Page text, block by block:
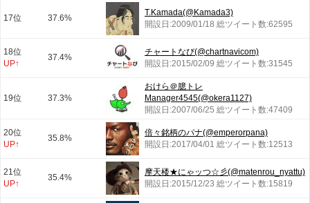
17位 37.6%
T.Kamada(@Kamada3)
開設日:2009/01/18 総ツイート数:62595
18位
UP↑
37.4%
チャートなび(@chartnavicom)
開設日:2015/02/09 総ツイート数:31545
19位 37.3%
おけら＠臆トレ
Manager4545(@okera1127)
開設日:2007/06/25 総ツイート数:47409
20位
UP↑
35.8%
倍々銘柄のパナ(@emperorpana)
開設日:2017/04/01 総ツイート数:12513
21位
UP↑
35.4%
摩天楼★にゃッつ☆彡(@matenrou_nyattu)
開設日:2015/12/23 総ツイート数:15819